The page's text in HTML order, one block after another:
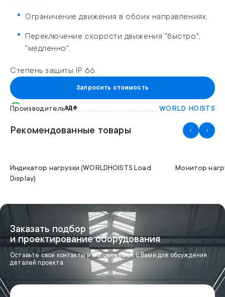
Ограничение движения в обоих направлениях.
Переключение скорости движения "быстро",
"медленно".
Степень защиты IP 66.
Запросить стоимость
Есть на складе
Производитель WORLD HOISTS
Рекомендованные товары
Индикатор нагрузки (WORLDHOISTS Load
Display)
Монитор
Заказать подбор
и проектирование оборудования
Оставьте свои контакты и мы свяжемся с Вами для обсуждения
деталей проекта.